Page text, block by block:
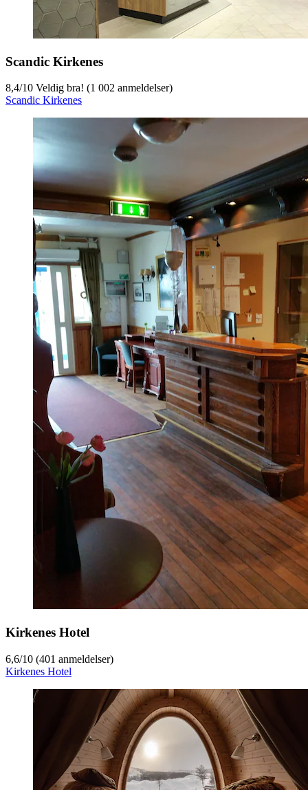
Scandic Kirkenes
8,4/10 Veldig bra! (1 002 anmeldelser)
Scandic Kirkenes
Kirkenes Hotel
6,6/10 (401 anmeldelser)
Kirkenes Hotel